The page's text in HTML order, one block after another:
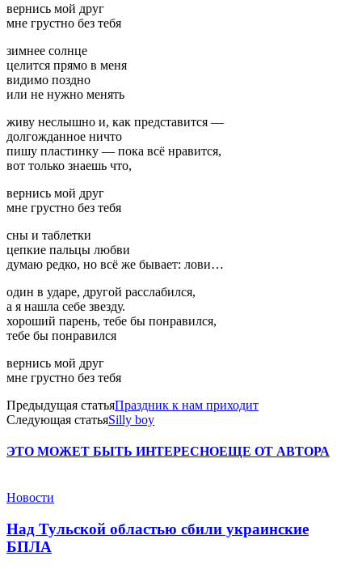
вернись мой друг
мне грустно без тебя
зимнее солнце
целится прямо в меня
видимо поздно
или не нужно менять
живу неслышно и, как представится —
долгожданное ничто
пишу пластинку — пока всё нравится,
вот только знаешь что,
вернись мой друг
мне грустно без тебя
сны и таблетки
цепкие пальцы любви
думаю редко, но всё же бывает: лови…
один в ударе, другой расслабился,
а я нашла себе звезду.
хороший парень, тебе бы понравился,
тебе бы понравился
вернись мой друг
мне грустно без тебя
Предыдущая статьяПраздник к нам приходит
Следующая статьяSilly boy
ЭТО МОЖЕТ БЫТЬ ИНТЕРЕСНОЕЩЕ ОТ АВТОРА
Новости
Над Тульской областью сбили украинские
БПЛА